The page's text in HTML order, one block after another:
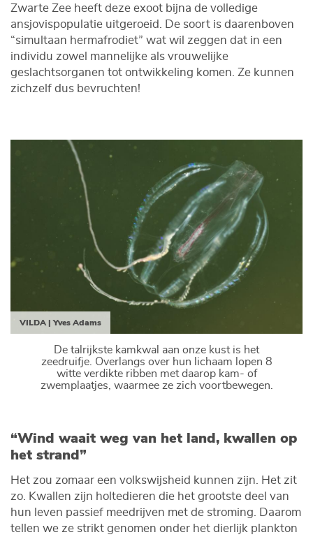
Zwarte Zee heeft deze exoot bijna de volledige
ansjovispopulatie uitgeroeid. De soort is daarenboven
“simultaan hermafrodiet” wat wil zeggen dat in een
individu zowel mannelijke als vrouwelijke
geslachtsorganen tot ontwikkeling komen. Ze kunnen
zichzelf dus bevruchten!
VILDA | Yves Adams
De talrijkste kamkwal aan onze kust is het
zeedruifje. Overlangs over hun lichaam lopen 8
witte verdikte ribben met daarop kam- of
zwemplaatjes, waarmee ze zich voortbewegen.
“Wind waait weg van het land, kwallen op
het strand”
Het zou zomaar een volkswijsheid kunnen zijn. Het zit
zo. Kwallen zijn holtedieren die het grootste deel van
hun leven passief meedrijven met de stroming. Daarom
tellen we ze strikt genomen onder het dierlijk plankton